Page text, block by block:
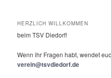
HERZLICH WILLKOMMEN
beim TSV Diedorf!
Wenn ihr Fragen habt, wendet
verein@tsvdiedorf.de